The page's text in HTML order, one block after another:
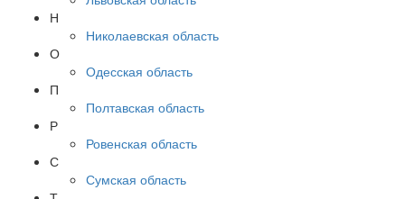
Н
Николаевская область
О
Одесская область
П
Полтавская область
Р
Ровенская область
С
Сумская область